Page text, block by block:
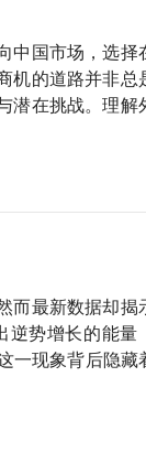
中国市场，选择
机的道路并非总
潜在挑战。理解
而最新数据却揭
逆势增长的能量
一现象背后隐藏